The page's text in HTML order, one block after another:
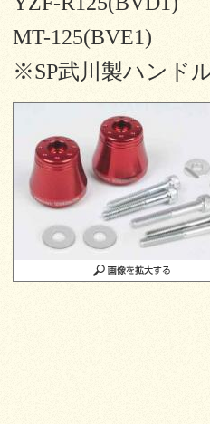
MT-125(BVE1)
※SP武川製ハンド